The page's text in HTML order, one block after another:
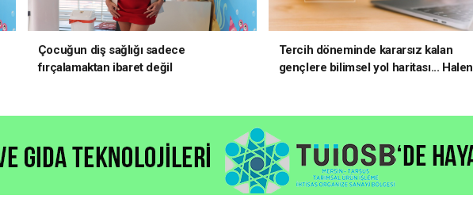
Çocuğun diş sağlığı sadece
fırçalamaktan ibaret değil
Tercih döneminde kararsız kalan
gençlere bilimsel yol haritası... Halen